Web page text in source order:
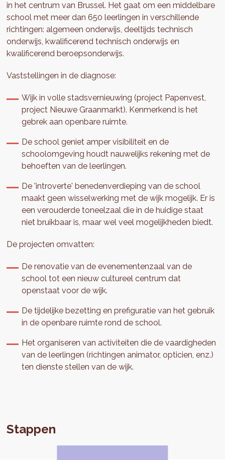
in het centrum van Brussel. Het gaat om een middelbare
school met meer dan 650 leerlingen in verschillende
richtingen: algemeen onderwijs, deeltijds technisch
onderwijs, kwalificerend technisch onderwijs en
kwalificerend beroepsonderwijs.
Vaststellingen in de diagnose:
Wijk in volle stadsvernieuwing (project Papenvest,
project Nieuwe Graanmarkt). Kenmerkend is het
gebrek aan openbare ruimte.
De school geniet amper visibiliteit en de
schoolomgeving houdt nauwelijks rekening met de
behoeften van de leerlingen.
De 'introverte' benedenverdieping van de school
maakt geen wisselwerking met de wijk mogelijk. Er is
een verouderde toneelzaal die in de huidige staat
niet bruikbaar is, maar wel veel mogelijkheden biedt.
De projecten omvatten:
De renovatie van de evenementenzaal van de
school tot een nieuw cultureel centrum dat
openstaat voor de wijk.
De tijdelijke bezetting en prefiguratie van het gebruik
in de openbare ruimte rond de school.
Het organiseren van activiteiten die de vaardigheden
van de leerlingen (richtingen animator, opticien, enz.)
ten dienste stellen van de wijk.
Stappen